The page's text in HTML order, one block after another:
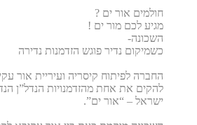
חולמים אור ים ?
מגיע לכם מור ים !
השכונה-
כשמיקום נדיר פוגש הזדמנות נדירה
החברה לפיתוח קיסריה ועיריית אור
להקים את אחת מהזדמנויות הנדל”ן
ישראל – “אור ים”.